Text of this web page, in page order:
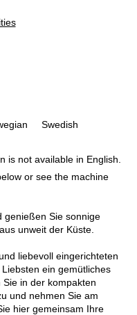
Swedish
is not available in English.
or see the machine
genießen Sie sonnige
unweit der Küste.
liebevoll eingerichteten
ein gemütliches
in der kompakten
und nehmen Sie am
hier gemeinsam Ihre